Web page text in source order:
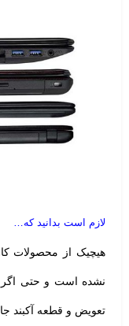
لازم است بدانید که…
هیچیک از محصولات
نشده است و حتی
تعویض و قطعه آکبند